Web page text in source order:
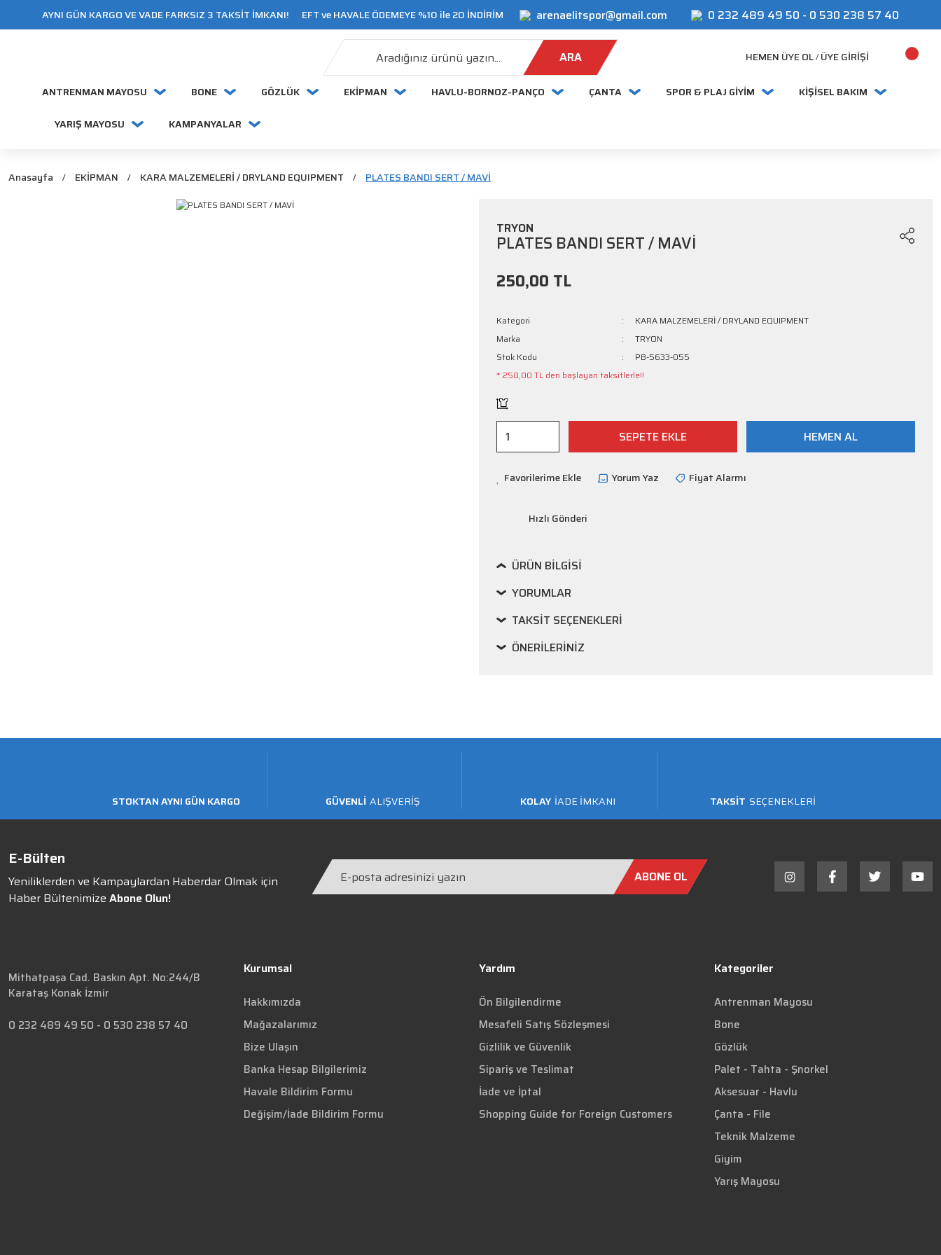
AYNI GÜN KARGO VE VADE FARKSIZ 3 TAKSİT İMKANI! EFT ve HAVALE ÖDEMEYE %10 ile 20 İNDİRİM arenaelitspor@gmail.com 0 232 489 49 50 - 0 530 238 57 40
ARA HEMEN ÜYE OL/ ÜYE GIRIŞI
ANTRENMAN MAYOSU BONE GÖZLÜK EKİPMAN HAVLU-BORNOZ-PANÇO ÇANTA SPOR & PLAJ GİYİM KİŞİSEL BAKIM
YARIŞ MAYOSU KAMPANYALAR
Anasayfa EKİPMAN KARA MALZEMELERİ / DRYLAND EQUIPMENT PLATES BANDI SERT / MAVİ
TRYON
PLATES BANDI SERT / MAVİ
250,00 TL
Kategori
KARA MALZEMELERİ / DRYLAND EQUIPMENT
Marka
TRYON
Stok Kodu
PB-5633-055
* 250,00 TL den başlayan taksitlerle!!
SEPETE EKLE HEMEN AL
Yorum Yaz Fiyat Alarmı
Hızlı Gönderi
ÜRÜN BILGISI
YORUMLAR
TAKSIT SEÇENEKLERI
ÖNERILERINIZ
STOKTAN AYNI GÜN KARGO GÜVENLİ ALIŞVERİŞ KOLAY İADE İMKANI TAKSİT SEÇENEKLERİ
E-Bülten
Yeniliklerden ve Kampaylardan Haberdar Olmak için
Haber Bültenimize Abone Olun!
ABONE OL
Mithatpaşa Cad. Baskın Apt. No:244/B
Karataş Konak İzmir
0 232 489 49 50 - 0 530 238 57 40
Kurumsal
Hakkımızda
Mağazalarımız
Bize Ulaşın
Banka Hesap Bilgilerimiz
Havale Bildirim Formu
Değişim/İade Bildirim Formu
Yardım
Ön Bilgilendirme
Mesafeli Satış Sözleşmesi
Gizlilik ve Güvenlik
Sipariş ve Teslimat
İade ve İptal
Shopping Guide for Foreign Customers
Kategoriler
Antrenman Mayosu
Bone
Gözlük
Palet - Tahta - Şnorkel
Aksesuar - Havlu
Çanta - File
Teknik Malzeme
Giyim
Yarış Mayosu